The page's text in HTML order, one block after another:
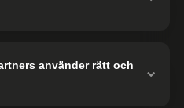
använder rätt och